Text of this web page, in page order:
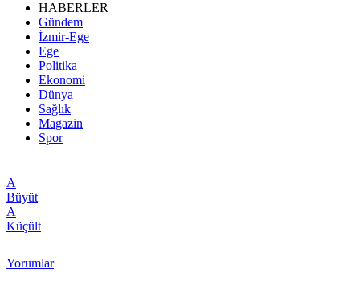
HABERLER
Gündem
İzmir-Ege
Ege
Politika
Ekonomi
Dünya
Sağlık
Magazin
Spor
A
Büyüt
A
Küçült
Yorumlar